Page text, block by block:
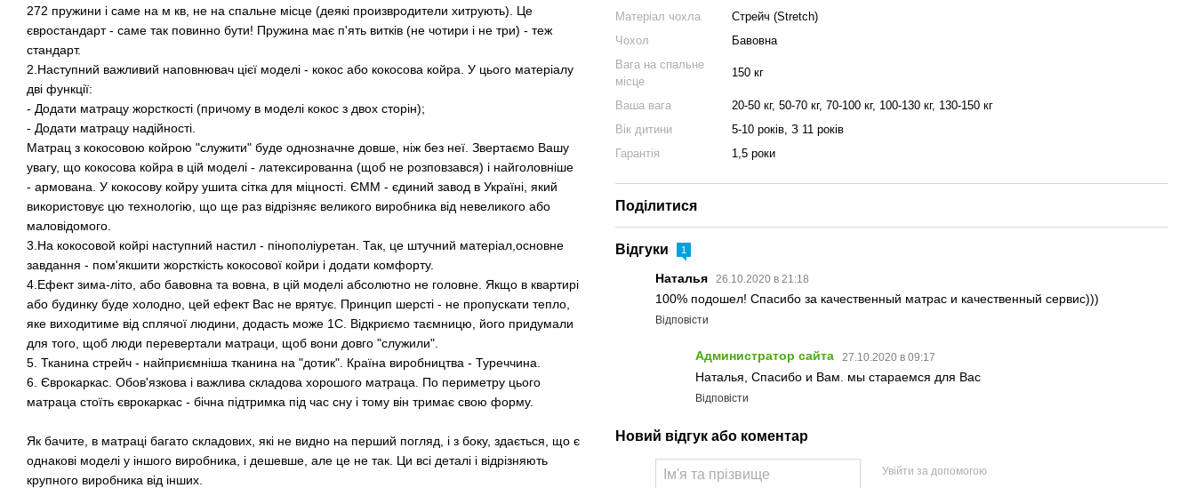
272 пружини і саме на м кв, не на спальне місце (деякі произвродители хитрують). Це
євростандарт - саме так повинно бути! Пружина має п'ять витків (не чотири і не три) - теж
стандарт.
2.Наступний важливий наповнювач цієї моделі - кокос або кокосова койра. У цього матеріалу
дві функції:
- Додати матрацу жорсткості (причому в моделі кокос з двох сторін);
- Додати матрацу надійності.
Матрац з кокосовою койрою "служити" буде однозначне довше, ніж без неї. Звертаємо Вашу
увагу, що кокосова койра в цій моделі - латексированна (щоб не розповзався) і найголовніше
- армована. У кокосову койру ушита сітка для міцності. ЄММ - єдиний завод в Україні, який
використовує цю технологію, що ще раз відрізняє великого виробника від невеликого або
маловідомого.
3.На кокосовой койрі наступний настил - пінополіуретан. Так, це штучний матеріал,основне
завдання - пом'якшити жорсткість кокосової койри і додати комфорту.
4.Ефект зима-літо, або бавовна та вовна, в цій моделі абсолютно не головне. Якщо в квартирі
або будинку буде холодно, цей ефект Вас не врятує. Принцип шерсті - не пропускати тепло,
яке виходитиме від сплячої людини, додасть може 1С. Відкриємо таємницю, його придумали
для того, щоб люди перевертали матраци, щоб вони довго "служили".
5. Тканина стрейч - найприємніша тканина на "дотик". Країна виробництва - Туреччина.
6. Єврокаркас. Обов'язкова і важлива складова хорошого матраца. По периметру цього
матраца стоїть єврокаркас - бічна підтримка під час сну і тому він тримає свою форму.
Як бачите, в матраці багато складових, які не видно на перший погляд, і з боку, здається, що є
однакові моделі у іншого виробника, і дешевше, але це не так. Ци всі деталі і відрізняють
крупного виробника від інших.
Матеріал чохла
Стрейч (Stretch)
Чохол
Бавовна
Вага на спальне
місце
150 кг
Ваша вага
20-50 кг, 50-70 кг, 70-100 кг, 100-130 кг, 130-150 кг
Вік дитини
5-10 років, З 11 років
Гарантія
1,5 роки
Поділитися
Відгуки 1
Наталья 26.10.2020 в 21:18
100% подошел! Спасибо за качественный матрас и качественный сервис)))
Відповісти
Администратор сайта 27.10.2020 в 09:17
Наталья, Спасибо и Вам. мы стараемся для Вас
Відповісти
Новий відгук або коментар
Увійти за допомогою